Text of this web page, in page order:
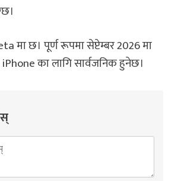
मा छ। पूर्ण रूपमा सेप्टेम्बर 2026 मा
का लागि सार्वजनिक हुनेछ।